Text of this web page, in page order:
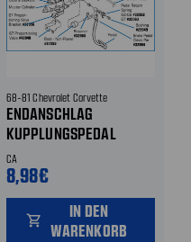
68-81 Chevrolet Corvette
ENDANSCHLAG
KUPPLUNGSPEDAL
CA
8,98€
shopping_cart
IN DEN
WARENKORB